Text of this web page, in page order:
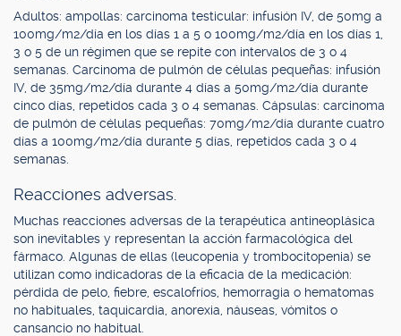
Adultos: ampollas: carcinoma testicular: infusión IV, de 50mg a
100mg/m2/día en los días 1 a 5 o 100mg/m2/día en los días 1,
3 o 5 de un régimen que se repite con intervalos de 3 o 4
semanas. Carcinoma de pulmón de células pequeñas: infusión
IV, de 35mg/m2/día durante 4 días a 50mg/m2/día durante
cinco días, repetidos cada 3 o 4 semanas. Cápsulas: carcinoma
de pulmón de células pequeñas: 70mg/m2/día durante cuatro
días a 100mg/m2/día durante 5 días, repetidos cada 3 o 4
semanas.
Reacciones adversas.
Muchas reacciones adversas de la terapéutica antineoplásica
son inevitables y representan la acción farmacológica del
fármaco. Algunas de ellas (leucopenia y trombocitopenia) se
utilizan como indicadoras de la eficacia de la medicación:
pérdida de pelo, fiebre, escalofríos, hemorragia o hematomas
no habituales, taquicardia, anorexia, náuseas, vómitos o
cansancio no habitual.